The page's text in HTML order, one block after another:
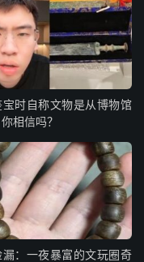
宝时自称文物是从博物馆
相信吗？
漏：一夜暴富的文玩圈奇